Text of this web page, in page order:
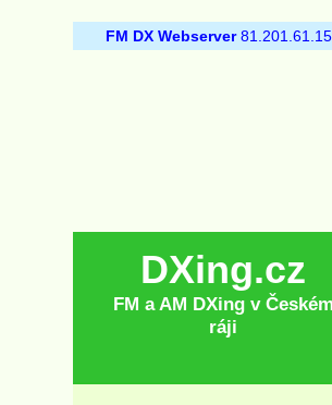
FM DX Webserver
DXing.cz
FM a AM DXing v Českém
ráji